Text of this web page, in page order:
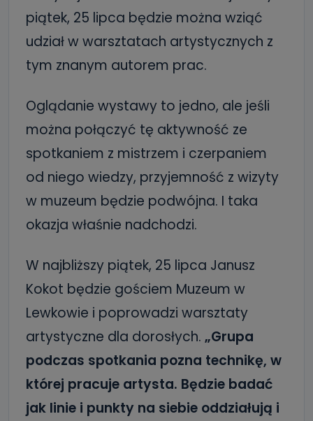
piątek, 25 lipca będzie można wziąć
udział w warsztatach artystycznych z
tym znanym autorem prac.
Oglądanie wystawy to jedno, ale jeśli
można połączyć tę aktywność ze
spotkaniem z mistrzem i czerpaniem
od niego wiedzy, przyjemność z wizyty
w muzeum będzie podwójna. I taka
okazja właśnie nadchodzi.
W najbliższy piątek, 25 lipca Janusz
Kokot będzie gościem Muzeum w
Lewkowie i poprowadzi warsztaty
artystyczne dla dorosłych. „Grupa
podczas spotkania pozna technikę, w
której pracuje artysta. Będzie badać
jak linie i punkty na siebie oddziałują i